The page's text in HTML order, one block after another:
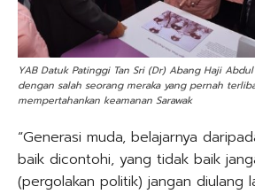
YAB Datuk Patinggi Tan Sri (Dr) Abang Haji
dengan salah seorang meraka yang pernah
mempertahankan keamanan Sarawak
“Generasi muda, belajarnya
baik dicontohi, yang tidak baik
(pergolakan politik) jangan diulang